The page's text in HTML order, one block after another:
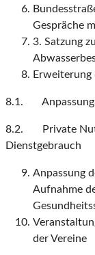
Gespräche
3. Satzung
Erweiterung
8.1. Anpassung
8.2. Private
Dienstgebrauch
Anpassung
Aufnahme
der Vereine